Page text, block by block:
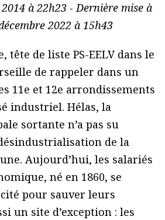
à 22h23 - Dernière mise à
2022 à 15h43
tête de liste PS-EELV dans le
de rappeler dans un
11e et 12e arrondissements
industriel. Hélas, la
sortante n’a pas su
de la
Aujourd’hui, les salariés
né en 1860, se
pour sauver leurs
un site d’exception : les